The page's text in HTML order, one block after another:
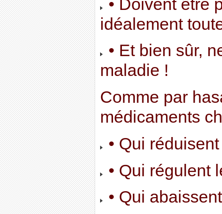
• Doivent être
idéalement
• Et bien sûr,
maladie !
Comme par
médicaments
• Qui
• Qui régulent
• Qui